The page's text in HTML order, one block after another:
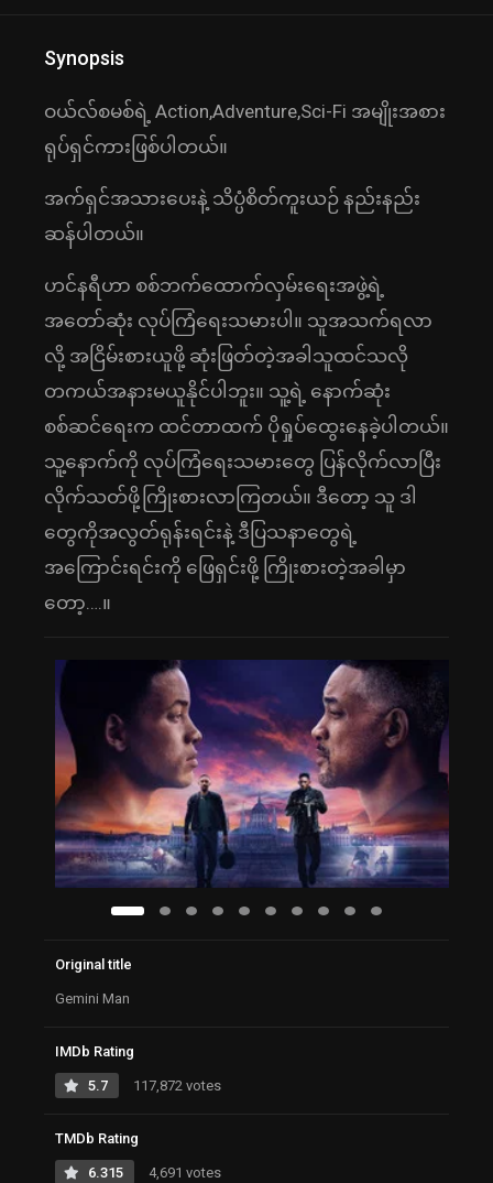
Synopsis
ဝယ်လ်စမစ်ရဲ့ Action,Adventure,Sci-Fi အမျိုးအစား
ရုပ်ရှင်ကားဖြစ်ပါတယ်။
အက်ရှင်အသားပေးနဲ့ သိပ္ပံစိတ်ကူးယဉ် နည်းနည်း
ဆန်ပါတယ်။
ဟင်နရီဟာ စစ်ဘက်ထောက်လှမ်းရေးအဖွဲ့ရဲ့
အတော်ဆုံး လုပ်ကြံရေးသမားပါ။ သူအသက်ရလာ
လို့ အငြိမ်းစားယူဖို့ ဆုံးဖြတ်တဲ့အခါသူထင်သလို
တကယ်အနားမယူနိုင်ပါဘူး။ သူ့ရဲ့ နောက်ဆုံး
စစ်ဆင်ရေးက ထင်တာထက် ပိုရှုပ်ထွေးနေခဲ့ပါတယ်။
သူ့နောက်ကို လုပ်ကြံရေးသမားတွေ ပြန်လိုက်လာပြီး
လိုက်သတ်ဖို့ကြိုးစားလာကြတယ်။ ဒီတော့ သူ ဒါ
တွေကိုအလွတ်ရုန်းရင်းနဲ့ ဒီပြသနာတွေရဲ့
အကြောင်းရင်းကို ဖြေရှင်းဖို့ ကြိုးစားတဲ့အခါမှာ
တော့….။
Original title
Gemini Man
IMDb Rating
5.7 117,872 votes
TMDb Rating
6.315 4,691 votes